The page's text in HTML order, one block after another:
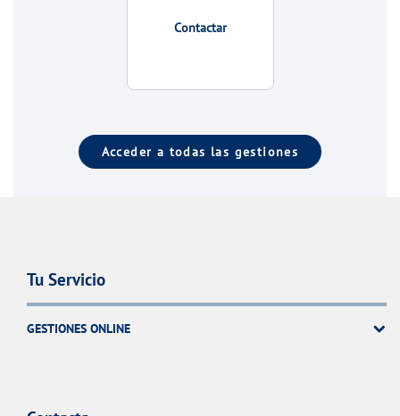
Contactar
Acceder a todas las gestiones
Tu Servicio
GESTIONES ONLINE